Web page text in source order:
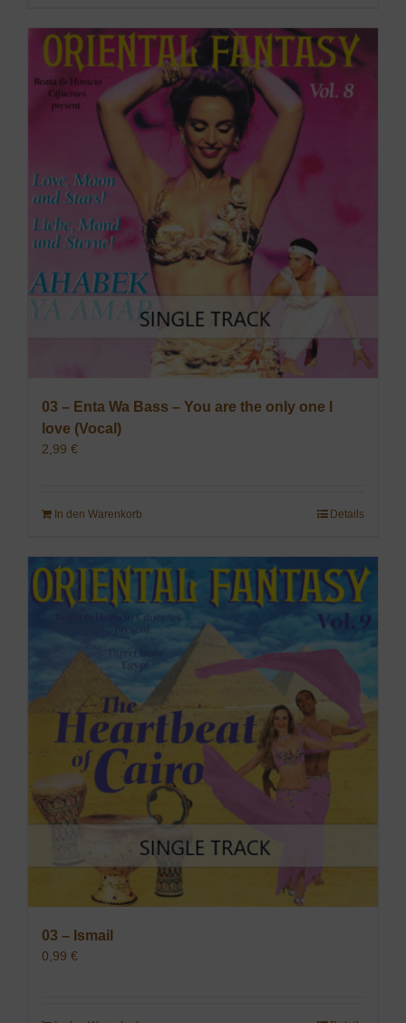
03 – Enta Wa Bass – You are the only one I
love (Vocal)
2,99 €
In den Warenkorb Details
03 – Ismail
0,99 €